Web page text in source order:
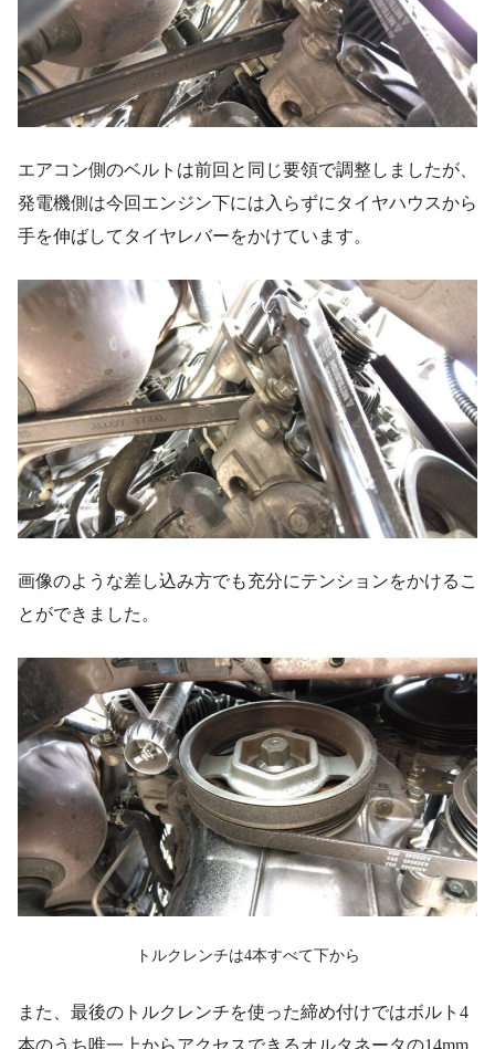
エアコン側のベルトは前回と同じ要領で調整しましたが、
発電機側は今回エンジン下には入らずにタイヤハウスから
手を伸ばしてタイヤレバーをかけています。
画像のような差し込み方でも充分にテンションをかけるこ
とができました。
トルクレンチは4本すべて下から
また、最後のトルクレンチを使った締め付けではボルト4
本のうち唯一上からアクセスできるオルタネータの14mm